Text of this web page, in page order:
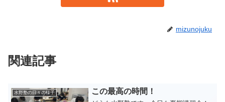
mizunojuku
関連記事
水野塾の日々の様子 この最高の時間！